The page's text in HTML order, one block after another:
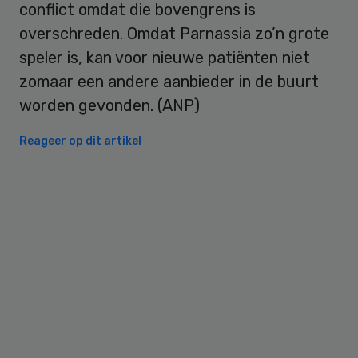
conflict omdat die bovengrens is
overschreden. Omdat Parnassia zo’n grote
speler is, kan voor nieuwe patiënten niet
zomaar een andere aanbieder in de buurt
worden gevonden. (ANP)
Reageer op dit artikel